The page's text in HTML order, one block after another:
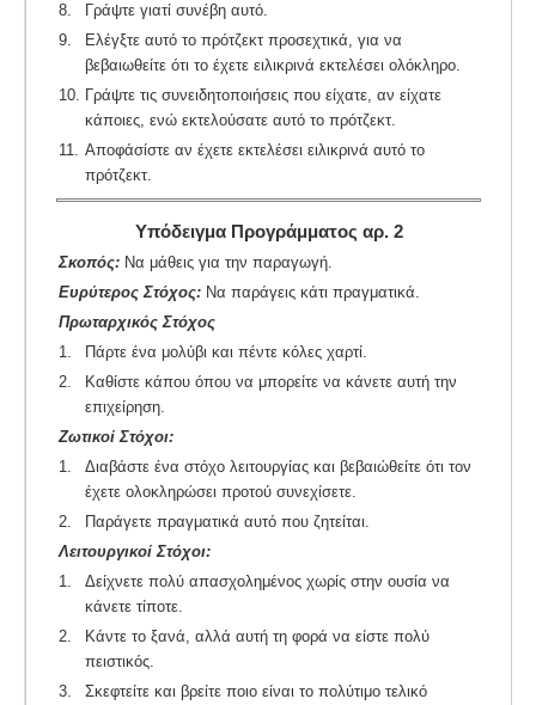
8.
Γράψτε γιατί συνέβη αυτό.
9.
Ελέγξτε αυτό το πρότζεκτ προσεχτικά, για να
βεβαιωθείτε ότι το έχετε ειλικρινά εκτελέσει ολόκληρο.
10. Γράψτε τις συνειδητοποιήσεις που είχατε, αν είχατε
κάποιες, ενώ εκτελούσατε αυτό το πρότζεκτ.
11. Αποφάσίστε αν έχετε εκτελέσει ειλικρινά αυτό το
πρότζεκτ.
Υπόδειγμα Προγράμματος αρ. 2
Σκοπός: Να μάθεις για την παραγωγή.
Ευρύτερος Στόχος: Να παράγεις κάτι πραγματικά.
Πρωταρχικός Στόχος
1.
Πάρτε ένα μολύβι και πέντε κόλες χαρτί.
2.
Καθίστε κάπου όπου να μπορείτε να κάνετε αυτή την
επιχείρηση.
Ζωτικοί Στόχοι:
1.
Διαβάστε ένα στόχο λειτουργίας και βεβαιώθείτε ότι τον
έχετε ολοκληρώσει προτού συνεχίσετε.
2.
Παράγετε πραγματικά αυτό που ζητείται.
Λειτουργικοί Στόχοι:
1.
Δείχνετε πολύ απασχολημένος χωρίς στην ουσία να
κάνετε τίποτε.
2.
Κάντε το ξανά, αλλά αυτή τη φορά να είστε πολύ
πειστικός.
3.
Σκεφτείτε και βρείτε ποιο είναι το πολύτιμο τελικό